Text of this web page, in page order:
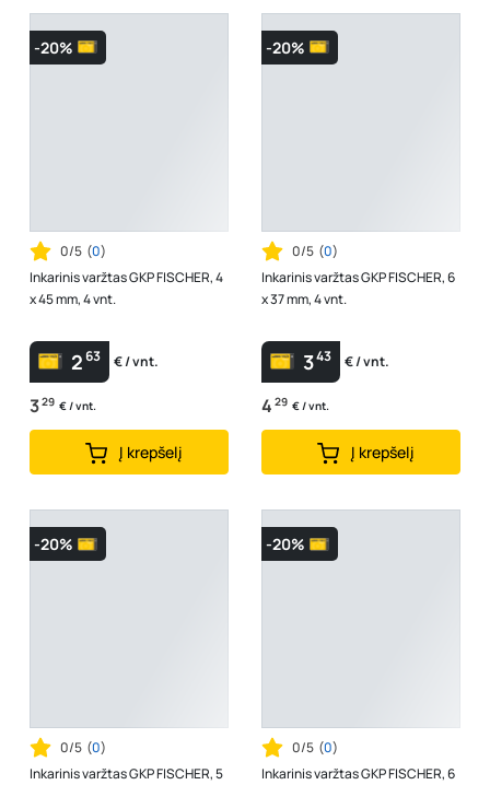
-20%
0/5 (0)
Inkarinis varžtas GKP FISCHER, 4
x 45 mm, 4 vnt.
263 € / vnt.
329 € / vnt.
Į krepšelį
-20%
0/5 (0)
Inkarinis varžtas GKP FISCHER, 6
x 37 mm, 4 vnt.
343 € / vnt.
4 29 € / vnt.
Į krepšelį
-20%
0/5 (0)
Inkarinis varžtas GKP FISCHER, 5
-20%
0/5 (0)
Inkarinis varžtas GKP FISCHER, 6